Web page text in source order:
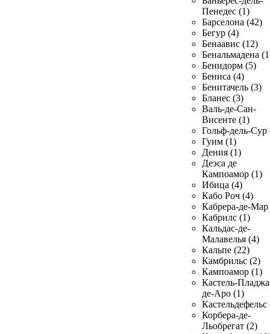
Пенедес (1)
Барселона (42)
Бегур (4)
Бенаавис (12)
Бенальмадена
Бенидорм (5)
Бениса (4)
Бенитачель (3)
Бланес (3)
Валь-де-Сан-
Висенте (1)
Гольф-дель-Сур
Гуим (1)
Дения (1)
Деэса де
Кампоамор (1)
Ибица (4)
Кабо Роч (4)
Кабрера-де-Мар
Кабрилс (1)
Кальдас-де-
Малавелья (4)
Кальпе (22)
Камбрильс (2)
Кампоамор (1)
Кастель-
де-Аро (1)
Кастельдефельс
Корбера-де-
Льобрегат (2)